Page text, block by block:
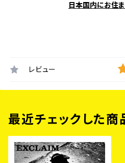
日本国内にお住
レビュー
最近チェックした商